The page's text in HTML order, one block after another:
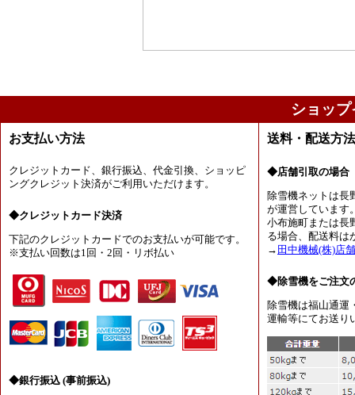
ショッ
お支払い方法
クレジットカード、銀行振込、代金引換、ショッピ
ングクレジット決済がご利用いただけます。
◆クレジットカード決済
下記のクレジットカードでのお支払いが可能です。
※支払い回数は1回・2回・リボ払い
◆銀行振込 (事前振込)
送料・配送方
◆店舗引取の場合
除雪機ネットは長
が運営しています
小布施町または長
る場合、配送料は
→ 田中機械(株)店
◆除雪機をご注文
除雪機は福山通運
運輸等にてお送り